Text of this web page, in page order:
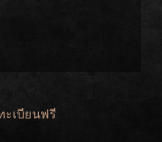
ะเบียนฟรี